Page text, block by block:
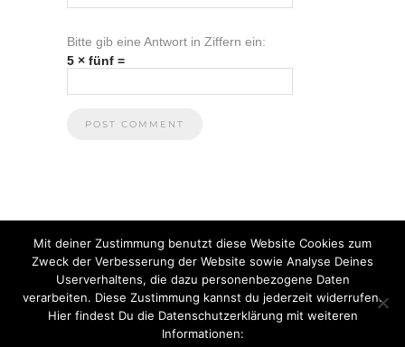
Bitte gib eine Antwort in Ziffern ein:
5 × fünf =
Mit deiner Zustimmung benutzt diese Website Cookies zum
Zweck der Verbesserung der Website sowie Analyse Deines
Userverhaltens, die dazu personenbezogene Daten
verarbeiten. Diese Zustimmung kannst du jederzeit widerrufen.
Hier findest Du die Datenschutzerklärung mit weiteren
Informationen: